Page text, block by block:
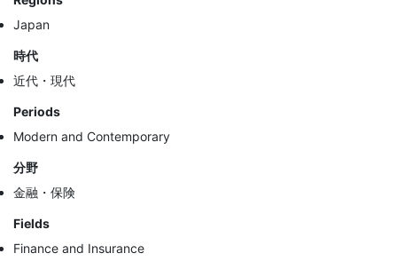
Japan
時代
近代・現代
Periods
Modern and Contemporary
分野
金融・保険
Fields
Finance and Insurance